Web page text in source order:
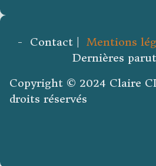
- Contact | Mentions
Dernières
Copyright © 2024 Claire
droits réservés